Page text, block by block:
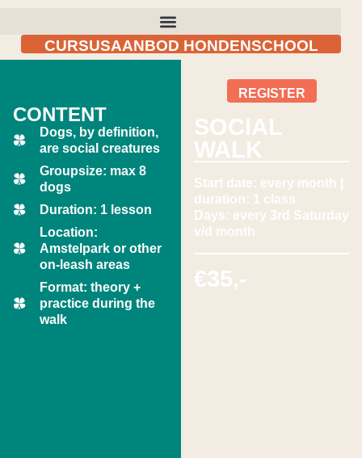
CURSUSAANBOD HONDENSCHOOL
CONTENT
Dogs, by definition,
are social creatures
Groupsize: max 8
dogs
Duration: 1 lesson
Location:
Amstelpark or other
on-leash areas
Format: theory +
practice during the
walk
REGISTER
SOCIAL
WALK
Start date: every month |
duration: 1 class
Days: every 3rd Saturday
v/d month
€35,-